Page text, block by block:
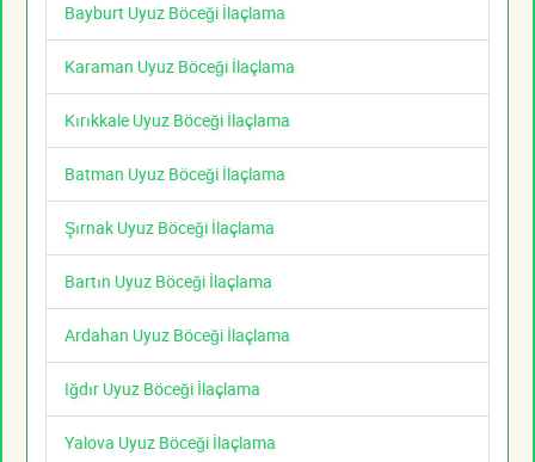
Bayburt Uyuz Böceği İlaçlama
Karaman Uyuz Böceği İlaçlama
Kırıkkale Uyuz Böceği İlaçlama
Batman Uyuz Böceği İlaçlama
Şırnak Uyuz Böceği İlaçlama
Bartın Uyuz Böceği İlaçlama
Ardahan Uyuz Böceği İlaçlama
Iğdır Uyuz Böceği İlaçlama
Yalova Uyuz Böceği İlaçlama